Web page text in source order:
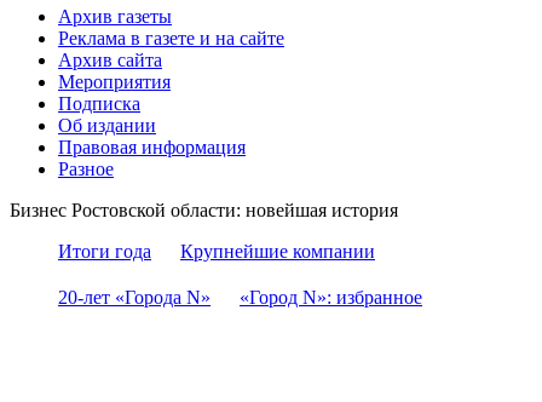
Архив газеты
Реклама в газете и на сайте
Архив сайта
Мероприятия
Подписка
Об издании
Правовая информация
Разное
Бизнес Ростовской области: новейшая история
Итоги года
Крупнейшие компании
20-лет «Города N» «Город N»: избранное